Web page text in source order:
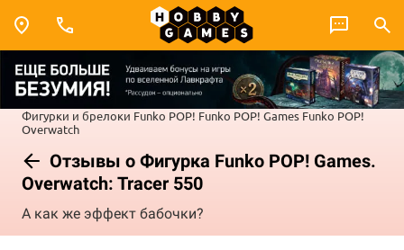
Фигурки и брелоки Funko POP! Funko POP! Games Funko POP!
Overwatch
Отзывы о Фигурка Funko POP! Games.
Overwatch: Tracer 550
А как же эффект бабочки?